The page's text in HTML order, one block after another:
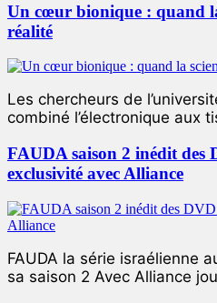
Un cœur bionique : quand
réalité
Les chercheurs de
combiné l’électronique aux
FAUDA saison 2 inédit des
exclusivité avec Alliance
FAUDA la série israélienne
sa saison 2 Avec Alliance